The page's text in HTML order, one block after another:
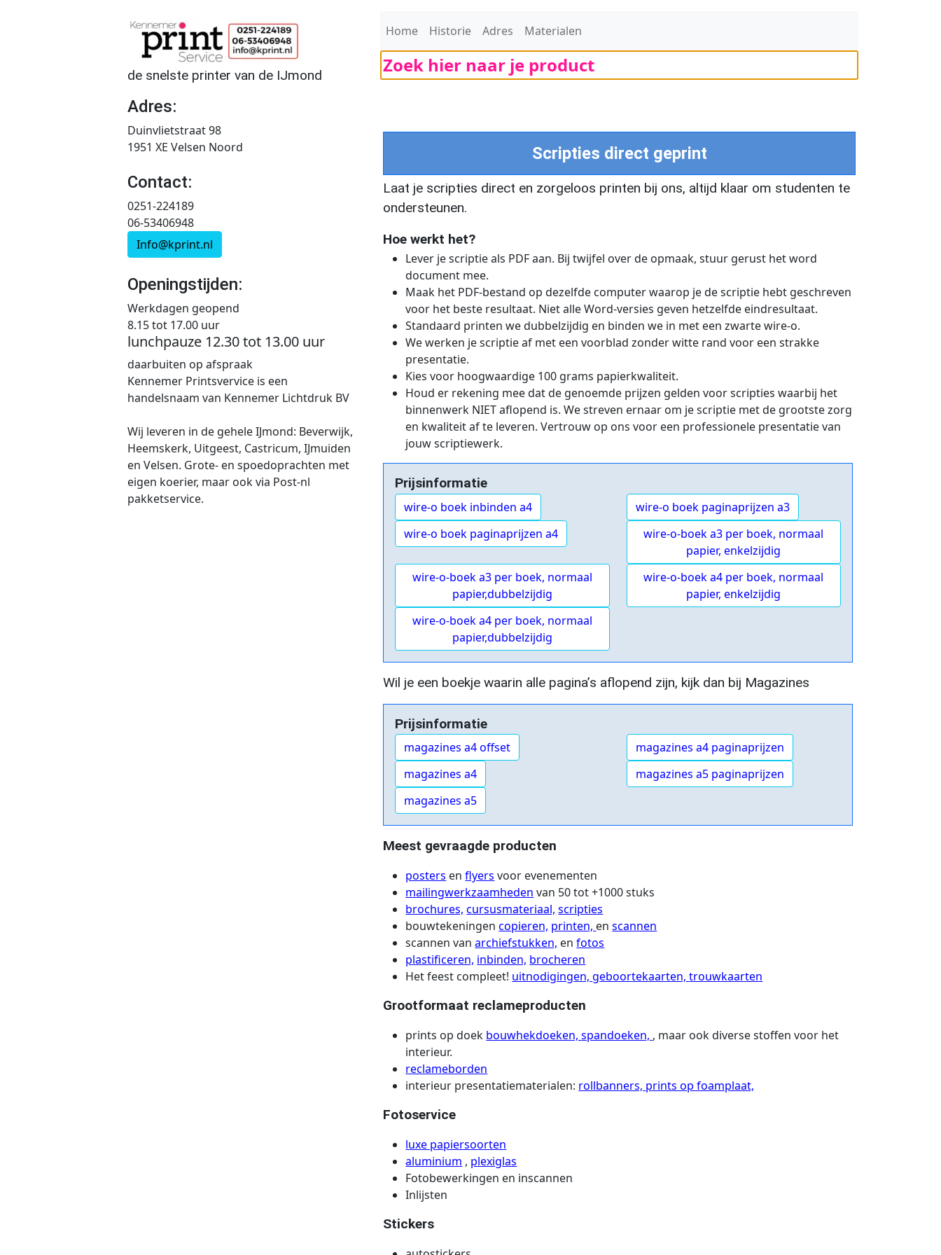
de snelste printer van de IJmond
Adres:
Duinvlietstraat 98
1951 XE Velsen Noord
Contact:
0251-224189
06-53406948
Info@kprint.nl
Openingstijden:
Werkdagen geopend
8.15 tot 17.00 uur
lunchpauze 12.30 tot 13.00 uur
daarbuiten op afspraak
Kennemer Printsvervice is een
handelsnaam van Kennemer Lichtdruk BV
Wij leveren in de gehele IJmond: Beverwijk,
Heemskerk, Uitgeest, Castricum, IJmuiden
en Velsen. Grote- en spoedoprachten met
eigen koerier, maar ook via Post-nl
pakketservice.
Home Historie Adres Materialen
Scripties direct geprint
Laat je scripties direct en zorgeloos printen bij ons, altijd klaar om studenten te
ondersteunen.
Hoe werkt het?
Lever je scriptie als PDF aan. Bij twijfel over de opmaak, stuur gerust het word
document mee.
Maak het PDF-bestand op dezelfde computer waarop je de scriptie hebt geschreven
voor het beste resultaat. Niet alle Word-versies geven hetzelfde eindresultaat.
Standaard printen we dubbelzijdig en binden we in met een zwarte wire-o.
We werken je scriptie af met een voorblad zonder witte rand voor een strakke
presentatie.
Kies voor hoogwaardige 100 grams papierkwaliteit.
Houd er rekening mee dat de genoemde prijzen gelden voor scripties waarbij het
binnenwerk NIET aflopend is. We streven ernaar om je scriptie met de grootste zorg
en kwaliteit af te leveren. Vertrouw op ons voor een professionele presentatie van
jouw scriptiewerk.
Prijsinformatie
wire-o boek inbinden a4
wire-o boek paginaprijzen a3
wire-o boek paginaprijzen a4
wire-o-boek a3 per boek, normaal
papier, enkelzijdig
wire-o-boek a3 per boek, normaal
papier,dubbelzijdig
wire-o-boek a4 per boek, normaal
papier, enkelzijdig
wire-o-boek a4 per boek, normaal
papier,dubbelzijdig
Wil je een boekje waarin alle pagina’s aflopend zijn, kijk dan bij Magazines
Prijsinformatie
magazines a4 offset
magazines a4 paginaprijzen
magazines a4
magazines a5 paginaprijzen
magazines a5
Meest gevraagde producten
posters enflyers voor evenementen
mailingwerkzaamheden van 50 tot +1000 stuks
brochures, cursusmateriaal, scripties
bouwtekeningencopieren, printen, enscannen
scannen vanarchiefstukken, enfotos
plastificeren, inbinden, brocheren
Het feest compleet! uitnodigingen,geboortekaarten,trouwkaarten
Grootformaat reclameproducten
prints op doek bouwhekdoeken,spandoeken, , maar ook diverse stoffen voor het
interieur.
reclameborden
interieur presentatiematerialen: rollbanners, prints op foamplaat,
Fotoservice
luxe papiersoorten
aluminium , plexiglas
Fotobewerkingen en inscannen
Inlijsten
Stickers